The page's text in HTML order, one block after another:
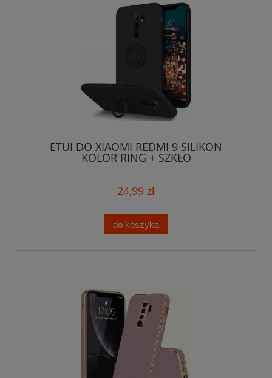
ETUI DO XIAOMI REDMI 9 SILIKON
KOLOR RING + SZKŁO
24,99 zł
do koszyka